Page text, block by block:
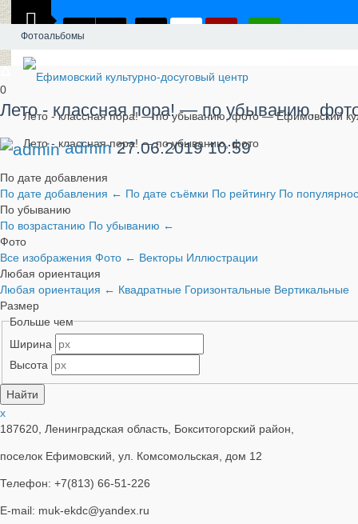
Лето - классная пора! — по убыванию, фото — Ефимовский
Лето - классная пора! — по убыванию, фото
Фотоальбомы
0
Лето - классная пора! — по убыванию,
admin 27.06.2019 10:59
По дате добавления
По дате добавления ← По дате съёмки По рейтингу По
По убыванию
По возрастанию По убыванию ←
Фото
Все изображения Фото ← Векторы Иллюстрации
Любая ориентация
Любая ориентация ← Квадратные Горизонтальные Вертикальные
Размер
Больше чем
Ширина
Высота
x
187620, Ленинградская область, Бокситогорский район,
поселок Ефимовский, ул. Комсомольская, дом 12
Телефон: +7(813) 66-51-226
E-mail: muk-ekdc@yandex.ru